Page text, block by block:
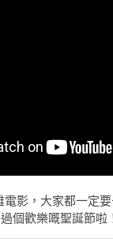
電影，大家都一定
個歡樂嘅聖誕節啦